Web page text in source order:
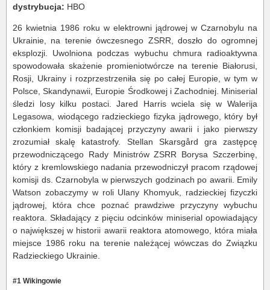
dystrybucja: HBO
26 kwietnia 1986 roku w elektrowni jądrowej w Czarnobylu na
Ukrainie, na terenie ówczesnego ZSRR, doszło do ogromnej
eksplozji. Uwolniona podczas wybuchu chmura radioaktywna
spowodowała skażenie promieniotwórcze na terenie Białorusi,
Rosji, Ukrainy i rozprzestrzeniła się po całej Europie, w tym w
Polsce, Skandynawii, Europie Środkowej i Zachodniej. Miniserial
śledzi losy kilku postaci. Jared Harris wciela się w Walerija
Legasowa, wiodącego radzieckiego fizyka jądrowego, który był
członkiem komisji badającej przyczyny awarii i jako pierwszy
zrozumiał skalę katastrofy. Stellan Skarsgård gra zastępcę
przewodniczącego Rady Ministrów ZSRR Borysa Szczerbinę,
który z kremlowskiego nadania przewodniczył pracom rządowej
komisji ds. Czarnobyla w pierwszych godzinach po awarii. Emily
Watson zobaczymy w roli Ulany Khomyuk, radzieckiej fizyczki
jądrowej, która chce poznać prawdziwe przyczyny wybuchu
reaktora. Składający z pięciu odcinków miniserial opowiadający
o największej w historii awarii reaktora atomowego, która miała
miejsce 1986 roku na terenie należącej wówczas do Związku
Radzieckiego Ukrainie.
#1 Wikingowie